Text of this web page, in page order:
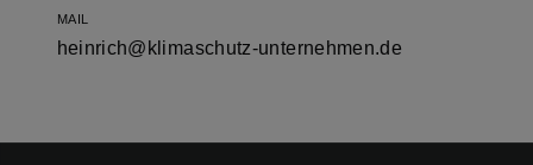
MAIL
heinrich@klimaschutz-unternehmen.de